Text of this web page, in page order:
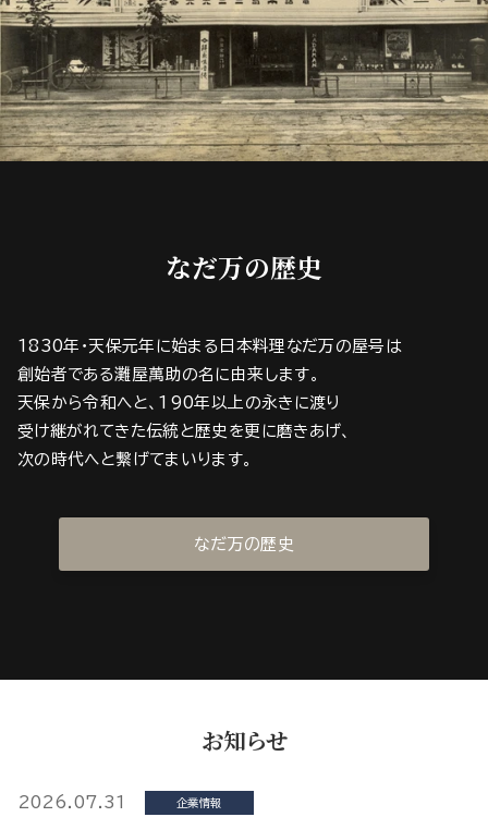
なだ万の歴史
1830年・天保元年に始まる日本料理なだ万の屋号は
創始者である灘屋萬助の名に由来します。
天保から令和へと、190年以上の永きに渡り
受け継がれてきた伝統と歴史を更に磨きあげ、
次の時代へと繋げてまいります。
なだ万の歴史
お知らせ
2026.07.31 企業情報